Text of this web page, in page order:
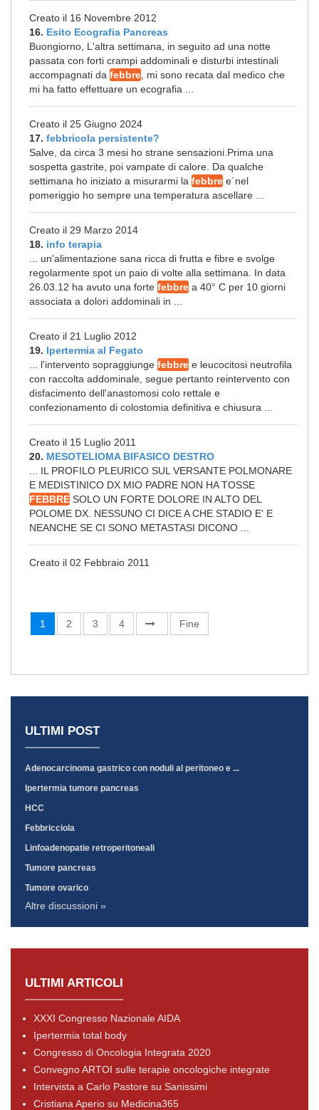
Creato il 16 Novembre 2012
16. Esito Ecografia Pancreas
Buongiorno, L'altra settimana, in seguito ad una notte
passata con forti crampi addominali e disturbi intestinali
accompagnati da febbre , mi sono recata dal medico che
mi ha fatto effettuare un ecografia ...
Creato il 25 Giugno 2024
17. febbricola persistente?
Salve, da circa 3 mesi ho strane sensazioni.Prima una
sospetta gastrite, poi vampate di calore. Da qualche
settimana ho iniziato a misurarmi la febbre e´nel
pomeriggio ho sempre una temperatura ascellare ...
Creato il 29 Marzo 2014
18. info terapia
... un'alimentazione sana ricca di frutta e fibre e svolge
regolarmente spot un paio di volte alla settimana. In data
26.03.12 ha avuto una forte febbre a 40° C per 10 giorni
associata a dolori addominali in ...
Creato il 21 Luglio 2012
19. Ipertermia al Fegato
... l'intervento sopraggiunge febbre e leucocitosi neutrofila
con raccolta addominale, segue pertanto reintervento con
disfacimento dell'anastomosi colo rettale e
confezionamento di colostomia definitiva e chiusura ...
Creato il 15 Luglio 2011
20. MESOTELIOMA BIFASICO DESTRO
... IL PROFILO PLEURICO SUL VERSANTE POLMONARE
E MEDISTINICO DX MIO PADRE NON HA TOSSE
FEBBRE SOLO UN FORTE DOLORE IN ALTO DEL
POLOME DX. NESSUNO CI DICE A CHE STADIO E' E
NEANCHE SE CI SONO METASTASI DICONO ...
Creato il 02 Febbraio 2011
1 2 3 4 Fine
ULTIMI POST
Adenocarcinoma gastrico con noduli al peritoneo e ...
Ipertermia tumore pancreas
HCC
Febbricciola
Linfoadenopatie retroperitoneali
Tumore pancreas
Tumore ovarico
Altre discussioni »
ULTIMI ARTICOLI
XXXI Congresso Nazionale AIDA
Ipertermia total body
Congresso di Oncologia Integrata 2020
Convegno ARTOI sulle terapie oncologiche integrate
Intervista a Carlo Pastore su Sanissimi
Cristiana Aperio su Medicina365